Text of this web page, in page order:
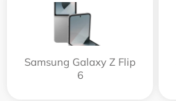
Samsung Galaxy Z Flip
6